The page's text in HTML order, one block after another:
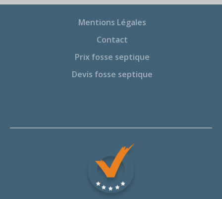
Mentions Légales
Contact
Prix fosse septique
Devis fosse septique